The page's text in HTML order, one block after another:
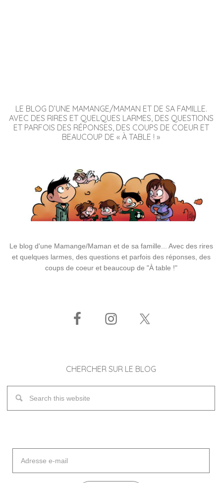
LE BLOG D’UNE MAMANGE/MAMAN ET DE SA FAMILLE.
AVEC DES RIRES ET QUELQUES LARMES, DES QUESTIONS
ET PARFOIS DES RÉPONSES, DES COUPS DE COEUR ET
BEAUCOUP DE « À TABLE ! »
Le blog d'une Mamange/Maman et de sa famille... Avec des rires
et quelques larmes, des questions et parfois des réponses, des
coups de coeur et beaucoup de "À table !"
CHERCHER SUR LE BLOG
mail